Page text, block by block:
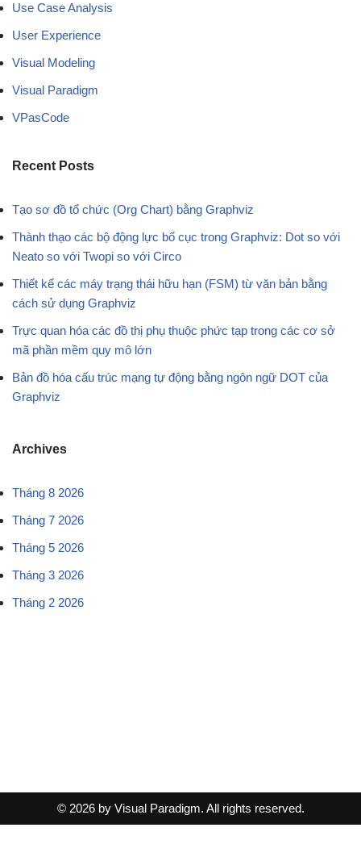
Use Case Analysis
User Experience
Visual Modeling
Visual Paradigm
VPasCode
Recent Posts
Tạo sơ đồ tổ chức (Org Chart) bằng Graphviz
Thành thạo các bộ động lực bố cục trong Graphviz: Dot so với
Neato so với Twopi so với Circo
Thiết kế các máy trạng thái hữu hạn (FSM) từ văn bản bằng
cách sử dụng Graphviz
Trực quan hóa các đồ thị phụ thuộc phức tạp trong các cơ sở
mã phần mềm quy mô lớn
Bản đồ hóa cấu trúc mạng tự động bằng ngôn ngữ DOT của
Graphviz
Archives
Tháng 8 2026
Tháng 7 2026
Tháng 5 2026
Tháng 3 2026
Tháng 2 2026
© 2026 by Visual Paradigm. All rights reserved.